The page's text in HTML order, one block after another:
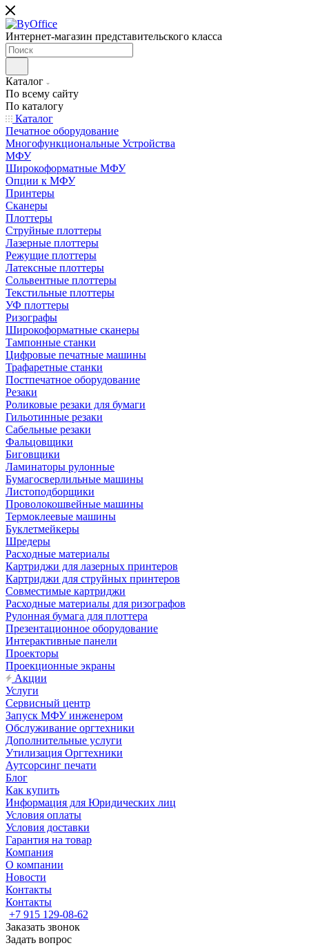
Интернет-магазин представительского класса
Каталог
По всему сайту
По каталогу
Каталог
Печатное оборудование
Многофункциональные Устройства
МФУ
Широкоформатные МФУ
Опции к МФУ
Принтеры
Сканеры
Плоттеры
Струйные плоттеры
Лазерные плоттеры
Режущие плоттеры
Латексные плоттеры
Сольвентные плоттеры
Текстильные плоттеры
УФ плоттеры
Ризографы
Широкоформатные сканеры
Тампонные станки
Цифровые печатные машины
Трафаретные станки
Постпечатное оборудование
Резаки
Роликовые резаки для бумаги
Гильотинные резаки
Сабельные резаки
Фальцовщики
Биговщики
Ламинаторы рулонные
Бумагосверлильные машины
Листоподборщики
Проволокошвейные машины
Термоклеевые машины
Буклетмейкеры
Шредеры
Расходные материалы
Картриджи для лазерных принтеров
Картриджи для струйных принтеров
Совместимые картриджи
Расходные материалы для ризографов
Рулонная бумага для плоттера
Презентационное оборудование
Интерактивные панели
Проекторы
Проекционные экраны
Акции
Услуги
Сервисный центр
Запуск МФУ инженером
Обслуживание оргтехники
Дополнительные услуги
Утилизация Оргтехники
Аутсорсинг печати
Блог
Как купить
Информация для Юридических лиц
Условия оплаты
Условия доставки
Гарантия на товар
Компания
О компании
Новости
Контакты
Контакты
+7 915 129-08-62
Заказать звонок
Задать вопрос